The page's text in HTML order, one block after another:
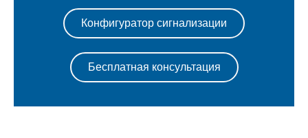
Конфигуратор сигнализации
Бесплатная консультация